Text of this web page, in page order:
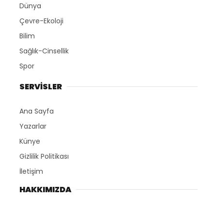
Dünya
Çevre-Ekoloji
Bilim
Sağlık-Cinsellik
Spor
SERVİSLER
Ana Sayfa
Yazarlar
Künye
Gizlilik Politikası
İletişim
HAKKIMIZDA